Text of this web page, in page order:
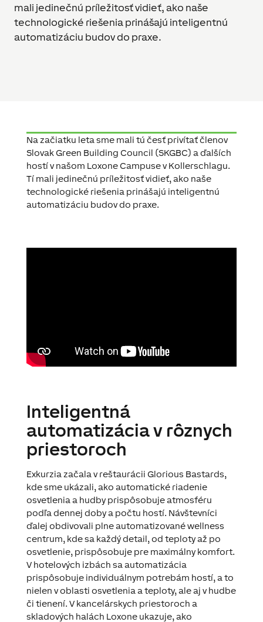
mali jedinečnú príležitosť vidieť, ako naše
technologické riešenia prinášajú inteligentnú
automatizáciu budov do praxe.
Na začiatku leta sme mali tú česť privítať členov
Slovak Green Building Council (SKGBC) a ďalších
hostí v našom Loxone Campuse v Kollerschlagu.
Tí mali jedinečnú príležitosť vidieť, ako naše
technologické riešenia prinášajú inteligentnú
automatizáciu budov do praxe.
Inteligentná
automatizácia v rôznych
priestoroch
Exkurzia začala v reštaurácii Glorious Bastards,
kde sme ukázali, ako automatické riadenie
osvetlenia a hudby prispôsobuje atmosféru
podľa dennej doby a počtu hostí. Návštevníci
ďalej obdivovali plne automatizované wellness
centrum, kde sa každý detail, od teploty až po
osvetlenie, prispôsobuje pre maximálny komfort.
V hotelových izbách sa automatizácia
prispôsobuje individuálnym potrebám hostí, a to
nielen v oblasti osvetlenia a teploty, ale aj v hudbe
či tienení. V kancelárskych priestoroch a
skladových halách Loxone ukazuje, ako